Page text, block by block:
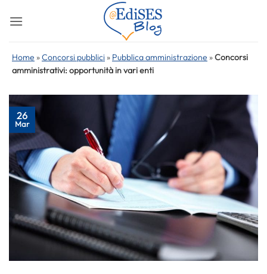
Home »Concorsi pubblici » Pubblica amministrazione »Concorsi
amministrativi: opportunità in vari enti
26
Mar